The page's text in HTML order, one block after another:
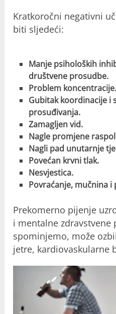
Kratkoročni negativni
biti sljedeći:
Manje psiholoških
društvene prosudbe.
Problem koncentracije.
Gubitak koordinacije i
prosuđivanja.
Zamagljen vid.
Nagle promjene
Nagli pad unutarnje
Povećan krvni tlak.
Nesvjestica.
Povraćanje, mučnina i
Prekomerno pijenje
i mentalne zdravstvene
spominjemo, može
jetre, kardiovaskularne